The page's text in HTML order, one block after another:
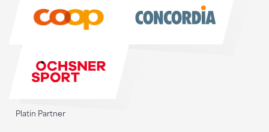
Platin Partner